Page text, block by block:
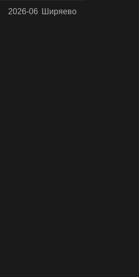
2026-06 Ширяево